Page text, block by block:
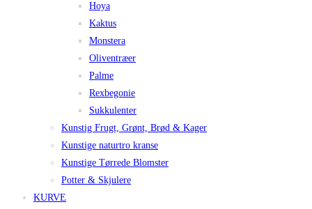
Hoya
Kaktus
Monstera
Oliventræer
Palme
Rexbegonie
Sukkulenter
Kunstig Frugt, Grønt, Brød & Kager
Kunstige naturtro kranse
Kunstige Tørrede Blomster
Potter & Skjulere
KURVE